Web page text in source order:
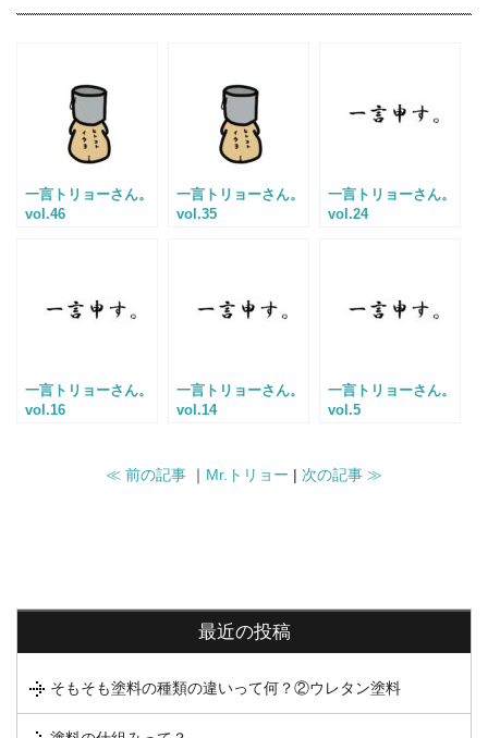
一言トリョーさん。
vol.46
一言トリョーさん。
vol.35
一言トリョーさん。
vol.24
一言トリョーさん。
vol.16
一言トリョーさん。
vol.14
一言トリョーさん。
vol.5
≪ 前の記事 ｜ Mr.トリョー | 次の記事 ≫
最近の投稿
そもそも塗料の種類の違いって何？②ウレタン塗料